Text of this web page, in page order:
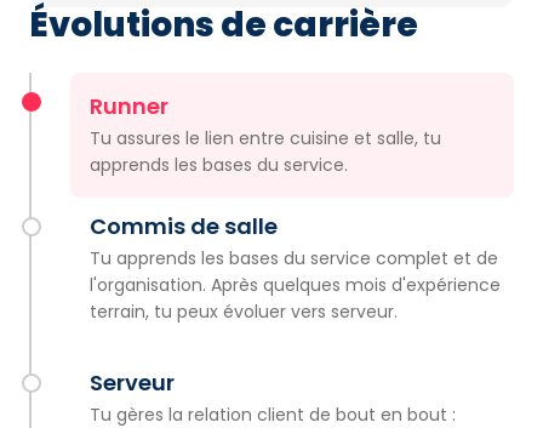
Évolutions de carrière
Runner
Tu assures le lien entre cuisine et salle, tu
apprends les bases du service.
Commis de salle
Tu apprends les bases du service complet et de
l'organisation. Après quelques mois d'expérience
terrain, tu peux évoluer vers serveur.
Serveur
Tu gères la relation client de bout en bout :